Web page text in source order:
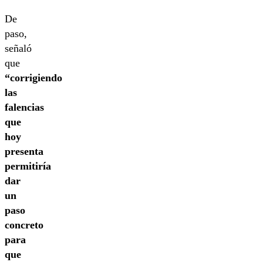
De
paso,
señaló
que
“corrigiendo
las
falencias
que
hoy
presenta
permitiría
dar
un
paso
concreto
para
que